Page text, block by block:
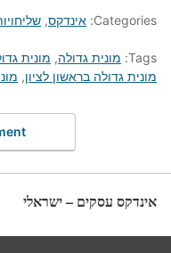
Categories: אינדקס,
Tags: מונית גדולה, מונית
מונית גדולה בראשון לציון,
אינדקס עסקים – ישראלי